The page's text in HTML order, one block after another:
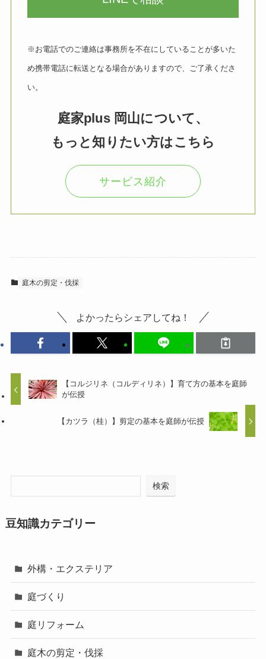
※お電話でのご連絡は事務所を不在にしていることが多いた
め携帯電話に転送となる場合がありますので、ご了承くださ
い。
庭家plus 岡山について、
もっと知りたい方はこちら
サービス紹介
庭木の剪定・伐採
よかったらシェアしてね！
【コルジリネ（コルディリネ）】育て方の基本を庭師
が伝授
【カツラ（桂）】剪定の基本を庭師が伝授
検索
豆知識カテゴリー
外構・エクステリア
庭づくり
庭リフォーム
庭木の剪定・伐採